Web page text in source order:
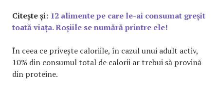
Citește și: 12 alimente pe care le-ai consumat greșit
toată viața. Roșiile se numără printre ele!
În ceea ce privește caloriile, în cazul unui adult activ,
10% din consumul total de calorii ar trebui să provină
din proteine.